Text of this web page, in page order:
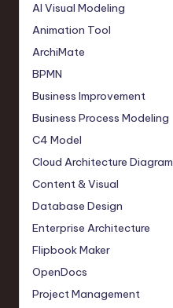
AI Visual Modeling
Animation Tool
ArchiMate
BPMN
Business Improvement
Business Process Modeling
C4 Model
Cloud Architecture Diagram
Content & Visual
Database Design
Enterprise Architecture
Flipbook Maker
OpenDocs
Project Management